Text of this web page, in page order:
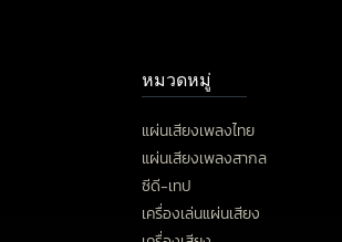
หมวดหมู่
แผ่นเสียงเพลงไทย
แผ่นเสียงเพลงสากล
ซีดี-เทป
เครื่องเล่นแผ่นเสียง